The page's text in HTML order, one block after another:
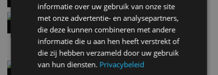
Hennessey Blackbird krijgt atmosferische V8 en
handbak: soms is eenvoud leuker
Audi A2 e-Tron mikt op verbruik van 12,8 kWh
informatie over uw gebruik van onze site
met onze advertentie- en analysepartners,
die deze kunnen combineren met andere
informatie die u aan hen heeft verstrekt of
die zij hebben verzameld door uw gebruik
van hun diensten. Privacybeleid